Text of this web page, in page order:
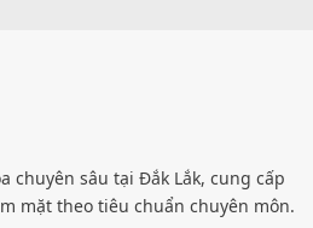
chuyên sâu tại Đắk Lắk, cung cấp
mặt theo tiêu chuẩn chuyên môn.